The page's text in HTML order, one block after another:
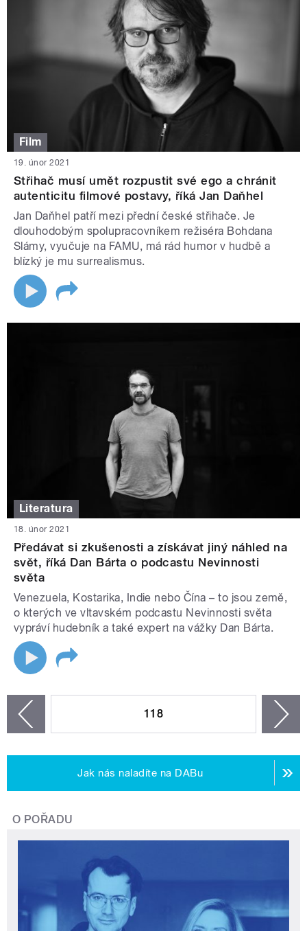
Film
19. únor 2021
Střihač musí umět rozpustit své ego a chránit
autenticitu filmové postavy, říká Jan Daňhel
Jan Daňhel patří mezi přední české střihače. Je
dlouhodobým spolupracovníkem režiséra Bohdana
Slámy, vyučuje na FAMU, má rád humor v hudbě a
blízký je mu surrealismus.
Literatura
18. únor 2021
Předávat si zkušenosti a získávat jiný náhled na
svět, říká Dan Bárta o podcastu Nevinnosti
světa
Venezuela, Kostarika, Indie nebo Čína – to jsou země,
o kterých ve vltavském podcastu Nevinnosti světa
vypráví hudebník a také expert na vážky Dan Bárta.
118
Jak nás naladíte na DABu
O POŘADU